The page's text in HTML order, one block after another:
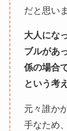
だと思い
大人にな
ブルがあ
係の場合
という考
元々誰か
手なため